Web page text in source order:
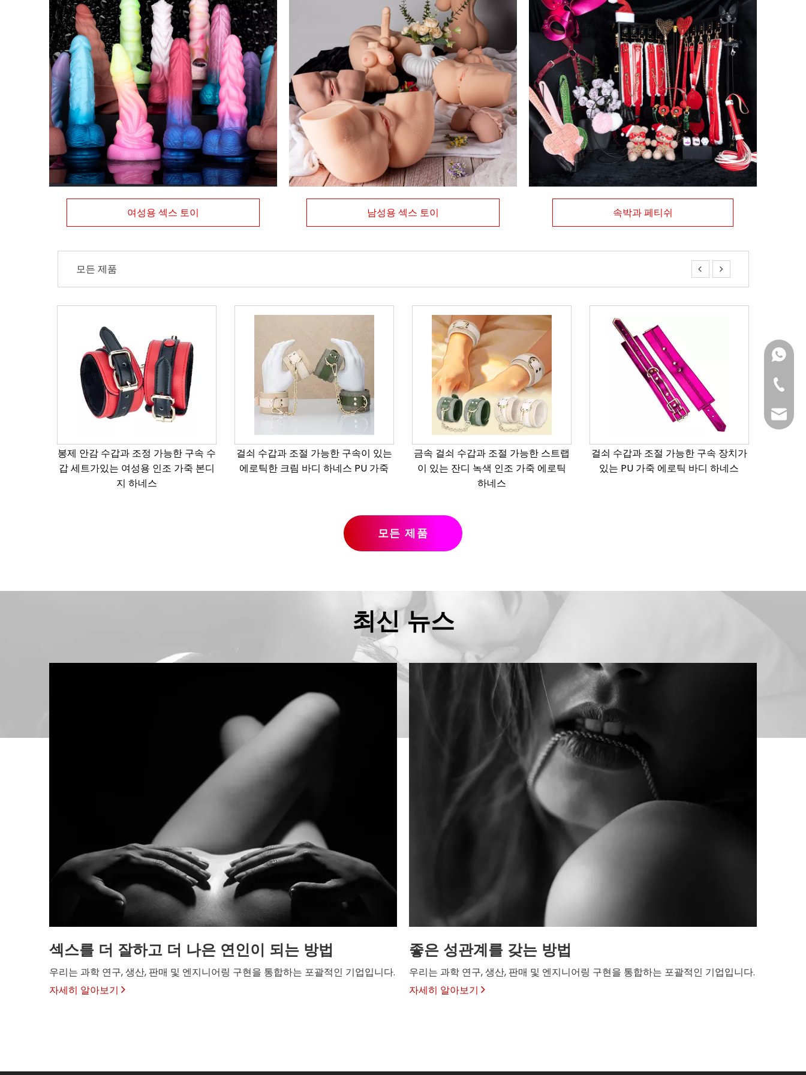
여성용 섹스 토이 남성용 섹스 토이 속박과 페티쉬
모든 제품  
걸쇠 수갑과 조절 가능한 구속이 있는
에로틱한 크림 바디 하네스 PU 가죽
금속 걸쇠 수갑과 조절 가능한 스트랩
이 있는 잔디 녹색 인조 가죽 에로틱
걸쇠 수갑과 조절 가능한 구속 장치가
있는 PU 가죽 에로틱 바디 하네스
Oem Odm 공장 유연한 실리콘 리얼
딜도 진동기 여성용 충전식 현실적인
모든 제품
최신 뉴스
섹스를 더 잘하고 더 나은 연인이 되는 방법
우리는 과학 연구, 생산, 판매 및 엔지니어링 구현을 통합하는 포괄적인 기업입니다.
자세히 알아보기
좋은 성관계를 갖는 방법
우리는 과학 연구, 생산, 판매 및 엔지니어링 구현을 통합하는 포괄적인 기업입니다.
자세히 알아보기
팀 웡